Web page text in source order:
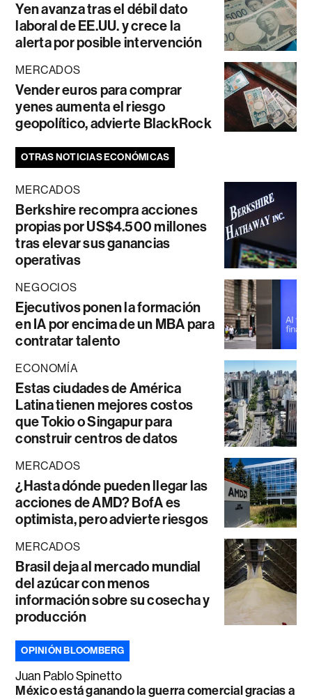
Yen avanza tras el débil dato
laboral de EE.UU. y crece la
alerta por posible intervención
MERCADOS
Vender euros para comprar
yenes aumenta el riesgo
geopolítico, advierte BlackRock
OTRAS NOTICIAS ECONÓMICAS
MERCADOS
Berkshire recompra acciones
propias por US$4.500 millones
tras elevar sus ganancias
operativas
NEGOCIOS
Ejecutivos ponen la formación
en IA por encima de un MBA para
contratar talento
ECONOMÍA
Estas ciudades de América
Latina tienen mejores costos
que Tokio o Singapur para
construir centros de datos
MERCADOS
¿Hasta dónde pueden llegar las
acciones de AMD? BofA es
optimista, pero advierte riesgos
MERCADOS
Brasil deja al mercado mundial
del azúcar con menos
información sobre su cosecha y
producción
OPINIÓN BLOOMBERG
Juan Pablo Spinetto
México está ganando la guerra comercial gracias a